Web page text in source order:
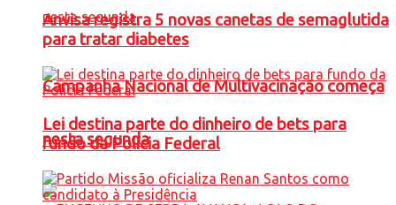
Campanha Nacional de Multivacinação começa
nesta segunda
Anvisa registra 5 novas canetas de semaglutida
para tratar diabetes
Lei destina parte do dinheiro de bets para
fundo da Polícia Federal